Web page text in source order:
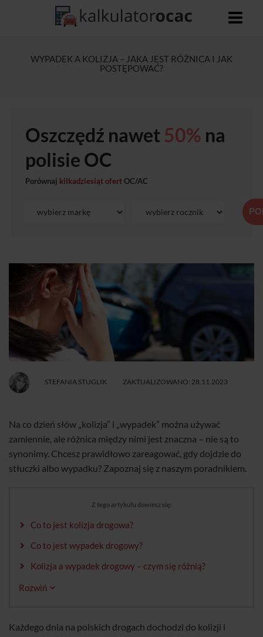
WYPADEK A KOLIZJA – JAKA JEST RÓŻNICA I JAK
POSTĘPOWAĆ?
Oszczędź nawet 50% na
polisie OC
Porównaj kilkadziesiąt ofertOC/AC
STEFANIA STUGLIK ZAKTUALIZOWANO: 28.11.2023
Na co dzień słów „kolizja” i „wypadek” można używać
zamiennie, ale różnica między nimi jest znaczna – nie są to
synonimy. Chcesz prawidłowo zareagować, gdy dojdzie do
stłuczki albo wypadku? Zapoznaj się z naszym poradnikiem.
Z tego artykułu dowiesz się:
Co to jest kolizja drogowa?
Co to jest wypadek drogowy?
Kolizja a wypadek drogowy – czym się różnią?
Rozwiń
Każdego dnia na polskich drogach dochodzi do kolizji i